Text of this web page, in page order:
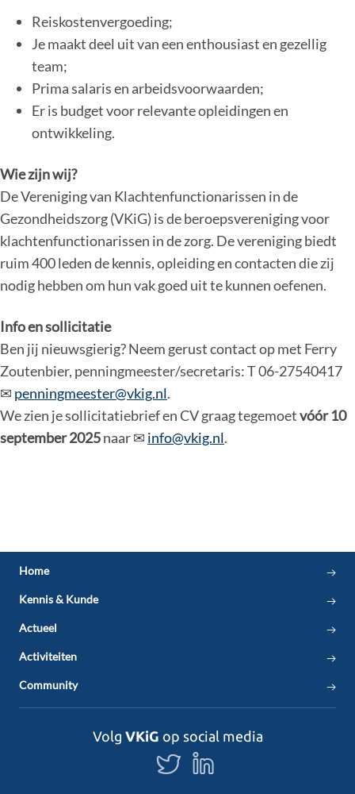
Reiskostenvergoeding;
Je maakt deel uit van een enthousiast en gezellig
team;
Prima salaris en arbeidsvoorwaarden;
Er is budget voor relevante opleidingen en
ontwikkeling.
Wie zijn wij?
De Vereniging van Klachtenfunctionarissen in de
Gezondheidszorg (VKiG) is de beroepsvereniging voor
klachtenfunctionarissen in de zorg. De vereniging biedt
ruim 400 leden de kennis, opleiding en contacten die zij
nodig hebben om hun vak goed uit te kunnen oefenen.
Info en sollicitatie
Ben jij nieuwsgierig? Neem gerust contact op met Ferry
Zoutenbier, penningmeester/secretaris: T 06-27540417
✉ penningmeester@vkig.nl.
We zien je sollicitatiebrief en CV graag tegemoetvóór 10
september 2025naar ✉ info@vkig.nl.
Home
Kennis & Kunde
Actueel
Activiteiten
Community
Volg VKiG op social media
Volg
ons